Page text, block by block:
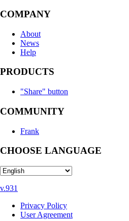
COMPANY
About
News
Help
PRODUCTS
"Share" button
COMMUNITY
Frank
CHOOSE LANGUAGE
v.931
Privacy Policy
User Agreement